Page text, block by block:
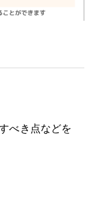
べき点などを